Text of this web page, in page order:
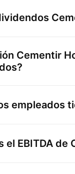
Cementir
empleados
el EBITDA de